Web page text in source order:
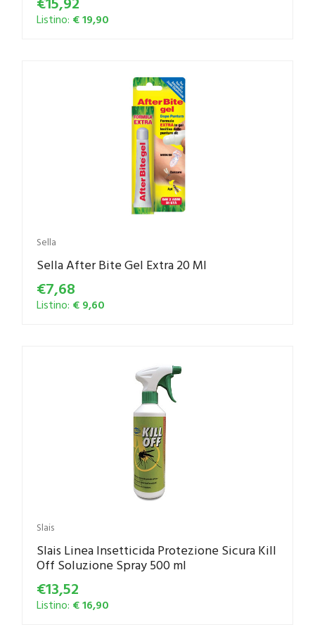
Listino: € 19,90
Sella
Sella After Bite Gel Extra 20 Ml
€7,68
Listino: € 9,60
Slais
Slais Linea Insetticida Protezione Sicura Kill
Off Soluzione Spray 500 ml
€13,52
Listino: € 16,90